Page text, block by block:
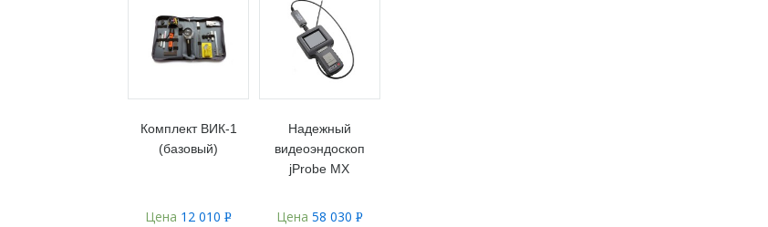
Комплект ВИК-1
(базовый)
Цена 12 010Р
Надежный
видеоэндоскоп
jProbe MX
Цена 58 030 Р